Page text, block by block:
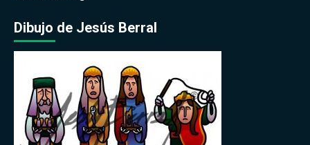
Dibujo de Jesús Berral